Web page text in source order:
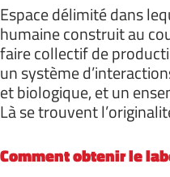
Espace délimité dans
humaine construit au
faire collectif de
un système
et biologique, et un
Là se trouvent
Comment obtenir le